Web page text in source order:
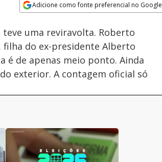
Adicione como fonte preferencial no Google
Velocidade
uma reviravolta. Roberto
filha do ex-presidente Alberto
é de apenas meio ponto. Ainda
exterior. A contagem oficial só